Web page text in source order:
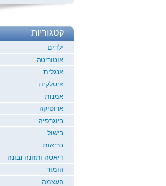
קטגוריות
ילדים
אוטוריטה
אנגלית
איטלקית
אמנות
ארוטיקה
ביוגרפיה
בישול
בריאות
דיאטה ותזונה נבונה
הומור
העצמה